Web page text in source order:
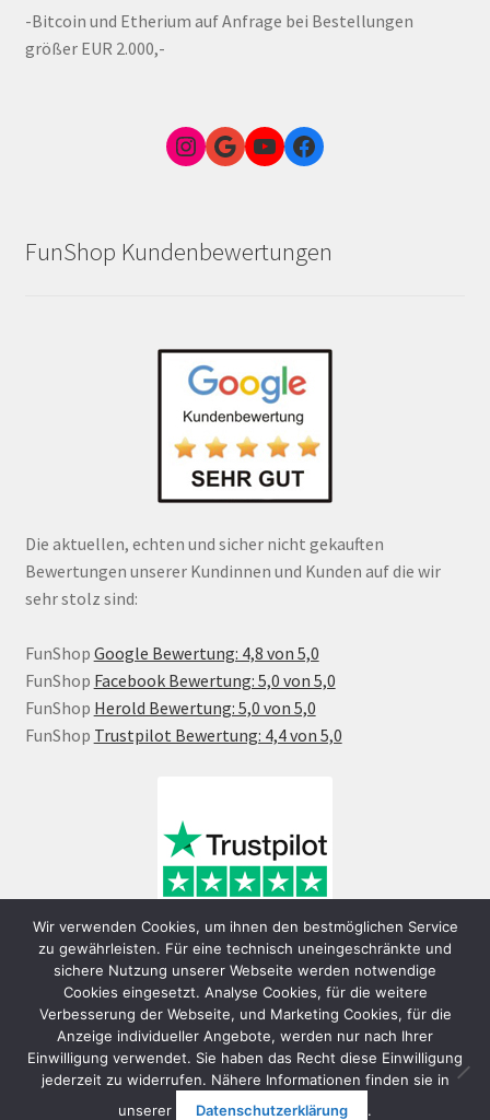
-Bitcoin und Etherium auf Anfrage bei Bestellungen
größer EUR 2.000,-
Instagram
Google Link zum FunShop WienYouTubeFacebook
FunShop Kundenbewertungen
Die aktuellen, echten und sicher nicht gekauften
Bewertungen unserer Kundinnen und Kunden auf die wir
sehr stolz sind:
FunShop Google Bewertung: 4,8 von 5,0
FunShop Facebook Bewertung: 5,0 von 5,0
FunShop Herold Bewertung: 5,0 von 5,0
FunShop Trustpilot Bewertung: 4,4 von 5,0
© FunShop Wien - Hochqualitative Elektromobilität 2026
Wir verwenden Cookies, um ihnen den bestmöglichen Service
zu gewährleisten. Für eine technisch uneingeschränkte und
sichere Nutzung unserer Webseite werden notwendige
Cookies eingesetzt. Analyse Cookies, für die weitere
Verbesserung der Webseite, und Marketing Cookies, für die
Anzeige individueller Angebote, werden nur nach Ihrer
Einwilligung verwendet. Sie haben das Recht diese Einwilligung
jederzeit zu widerrufen. Nähere Informationen finden sie in
unserer
Datenschutzerklärung .